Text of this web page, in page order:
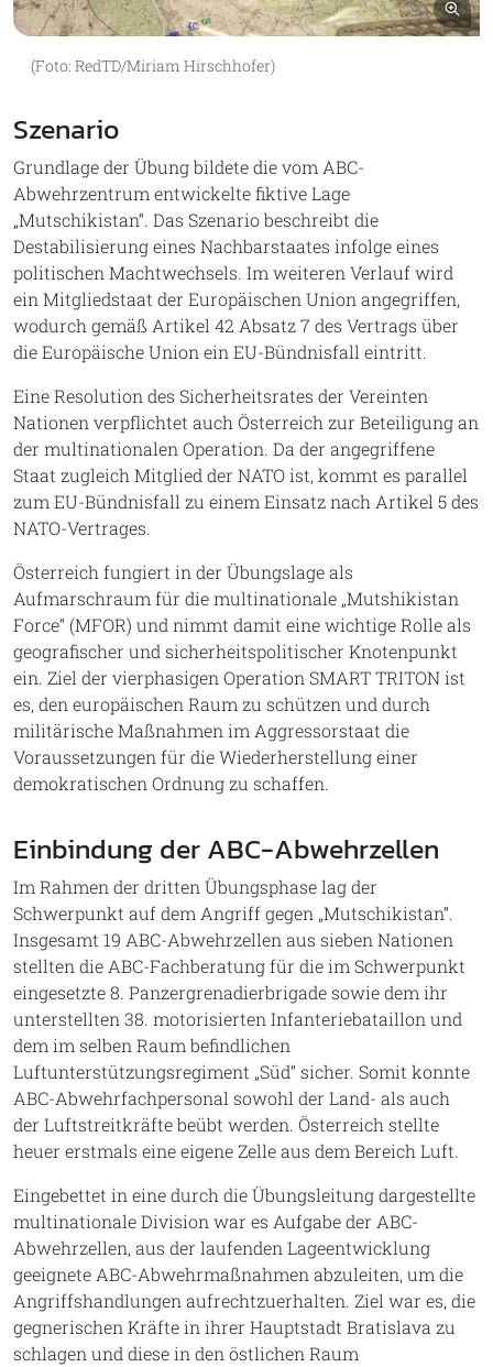
(Foto: RedTD/Miriam Hirschhofer)
Szenario
Grundlage der Übung bildete die vom ABC-
Abwehrzentrum entwickelte fiktive Lage
„Mutschikistan“. Das Szenario beschreibt die
Destabilisierung eines Nachbarstaates infolge eines
politischen Machtwechsels. Im weiteren Verlauf wird
ein Mitgliedstaat der Europäischen Union angegriffen,
wodurch gemäß Artikel 42 Absatz 7 des Vertrags über
die Europäische Union ein EU-Bündnisfall eintritt.
Eine Resolution des Sicherheitsrates der Vereinten
Nationen verpflichtet auch Österreich zur Beteiligung an
der multinationalen Operation. Da der angegriffene
Staat zugleich Mitglied der NATO ist, kommt es parallel
zum EU-Bündnisfall zu einem Einsatz nach Artikel 5 des
NATO-Vertrages.
Österreich fungiert in der Übungslage als
Aufmarschraum für die multinationale „Mutshikistan
Force“ (MFOR) und nimmt damit eine wichtige Rolle als
geografischer und sicherheitspolitischer Knotenpunkt
ein. Ziel der vierphasigen Operation SMART TRITON ist
es, den europäischen Raum zu schützen und durch
militärische Maßnahmen im Aggressorstaat die
Voraussetzungen für die Wiederherstellung einer
demokratischen Ordnung zu schaffen.
Einbindung der ABC-Abwehrzellen
Im Rahmen der dritten Übungsphase lag der
Schwerpunkt auf dem Angriff gegen „Mutschikistan“.
Insgesamt 19 ABC-Abwehrzellen aus sieben Nationen
stellten die ABC-Fachberatung für die im Schwerpunkt
eingesetzte 8. Panzergrenadierbrigade sowie dem ihr
unterstellten 38. motorisierten Infanteriebataillon und
dem im selben Raum befindlichen
Luftunterstützungsregiment „Süd“ sicher. Somit konnte
ABC-Abwehrfachpersonal sowohl der Land- als auch
der Luftstreitkräfte beübt werden. Österreich stellte
heuer erstmals eine eigene Zelle aus dem Bereich Luft.
Eingebettet in eine durch die Übungsleitung dargestellte
multinationale Division war es Aufgabe der ABC-
Abwehrzellen, aus der laufenden Lageentwicklung
geeignete ABC-Abwehrmaßnahmen abzuleiten, um die
Angriffshandlungen aufrechtzuerhalten. Ziel war es, die
gegnerischen Kräfte in ihrer Hauptstadt Bratislava zu
schlagen und diese in den östlichen Raum